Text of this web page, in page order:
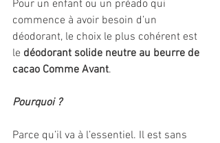
Pour un enfant ou un préado qui
commence à avoir besoin d’un
déodorant, le choix le plus cohérent est
le déodorant solide neutre au beurre de
cacao Comme Avant.
Pourquoi ?
Parce qu’il va à l’essentiel. Il est sans